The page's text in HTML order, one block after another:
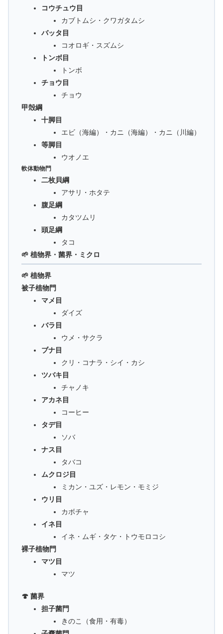
コウチュウ目
カブトムシ・クワガタムシ
バッタ目
コオロギ・スズムシ
トンボ目
トンボ
チョウ目
チョウ
甲殻綱
十脚目
エビ（海編）・カニ（海編）・カニ（川編）
等脚目
ウオノエ
軟体動物門
二枚貝綱
アサリ・ホタテ
腹足綱
カタツムリ
頭足綱
タコ
🌱 植物界・菌界・ミクロ
🌱 植物界
被子植物門
マメ目
ダイズ
バラ目
ウメ・サクラ
ブナ目
クリ・コナラ・シイ・カシ
ツバキ目
チャノキ
アカネ目
コーヒー
タデ目
ソバ
ナス目
タバコ
ムクロジ目
ミカン・ユズ・レモン・モミジ
ウリ目
カボチャ
イネ目
イネ・ムギ・タケ・トウモロコシ
裸子植物門
マツ目
マツ
🍄 菌界
担子菌門
きのこ（食用・有毒）